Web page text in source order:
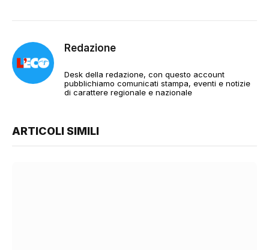
Redazione
Desk della redazione, con questo account
pubblichiamo comunicati stampa, eventi e notizie
di carattere regionale e nazionale
ARTICOLI SIMILI